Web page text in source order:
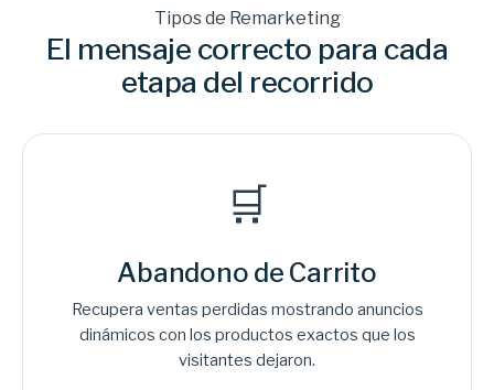
Tipos de Remarketing
El mensaje correcto para cada
etapa del recorrido
🛒
Abandono de Carrito
Recupera ventas perdidas mostrando anuncios
dinámicos con los productos exactos que los
visitantes dejaron.